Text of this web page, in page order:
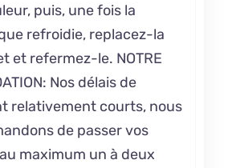
puis, une fois la
refroidie, replacez-la
et refermez-le. NOTRE
Nos délais de
relativement courts, nous
de passer vos
maximum un à deux